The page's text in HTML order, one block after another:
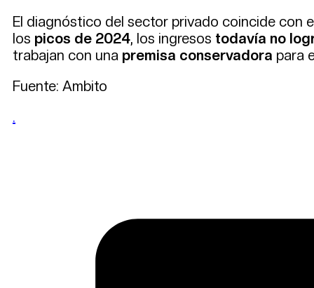
El diagnóstico del sector privado coincide con
los picos de 2024, los ingresos todavía no
trabajan con una premisa conservadora para
Fuente: Ambito
.